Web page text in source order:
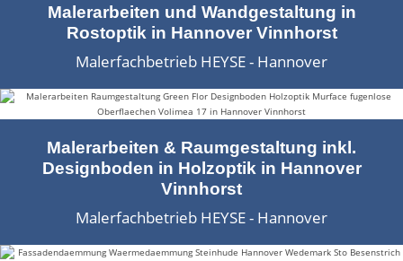
Betonoptik
Business Feng-Shui
Echtmetalloptik
Fassadensanierung
Fugenlos
Malerarbeiten und Wandgestaltung in
Rostoptik in Hannover Vinnhorst
Malerfachbetrieb HEYSE - Hannover
Malerarbeiten & Raumgestaltung inkl.
Designboden in Holzoptik in Hannover
Vinnhorst
Malerfachbetrieb HEYSE - Hannover